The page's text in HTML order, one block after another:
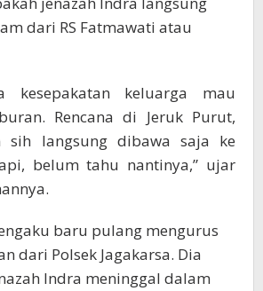
dari RS Fatmawati atau
kesepakatan keluarga mau
Rencana di Jeruk Purut,
sih langsung dibawa saja ke
belum tahu nantinya,” ujar
baru pulang mengurus
dari Polsek Jagakarsa. Dia
Indra meninggal dalam